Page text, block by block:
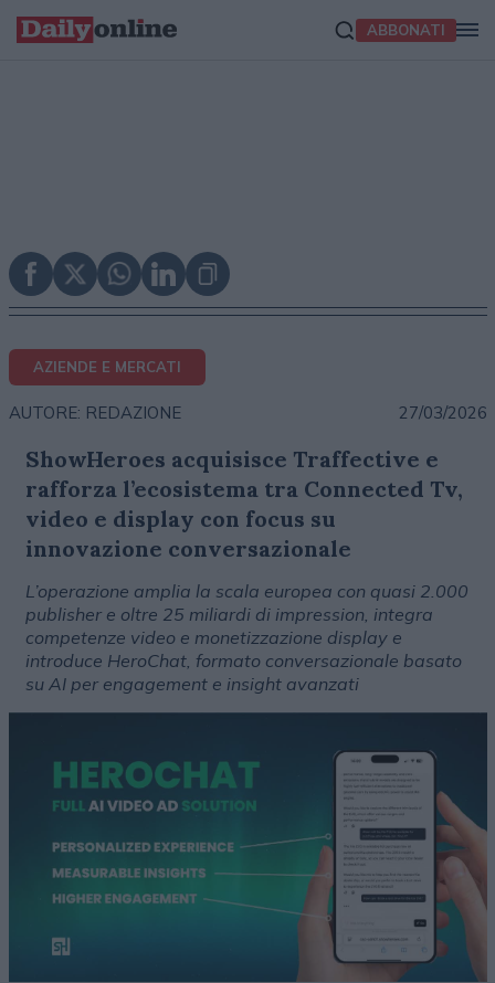
ABBONATI
AZIENDE E MERCATI
AUTORE: REDAZIONE 27/03/2026
ShowHeroes acquisisce Traffective e
rafforza l’ecosistema tra Connected Tv,
video e display con focus su
innovazione conversazionale
L’operazione amplia la scala europea con quasi 2.000
publisher e oltre 25 miliardi di impression, integra
competenze video e monetizzazione display e
introduce HeroChat, formato conversazionale basato
su AI per engagement e insight avanzati